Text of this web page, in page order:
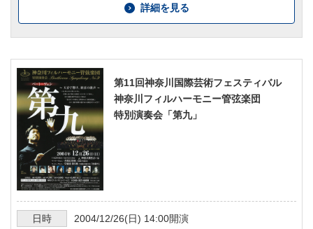
詳細を見る
第11回神奈川国際芸術フェスティバル
神奈川フィルハーモニー管弦楽団
特別演奏会「第九」
日時 2004/12/26(日) 14:00開演